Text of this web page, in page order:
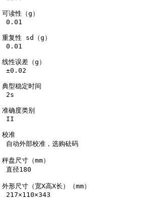
可读性（g）
0.01
重复性 sd（g）
0.01
线性误差（g）
±0.02
典型稳定时间
准确度类别
校准
秤盘尺寸（mm）
直径180
外形尺寸（宽X高X长）（mm）